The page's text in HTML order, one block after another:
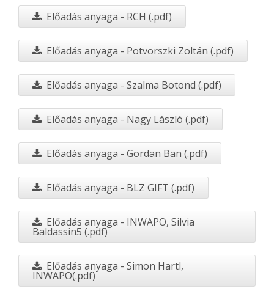
Előadás anyaga - RCH (.pdf)
Előadás anyaga - Potvorszki Zoltán (.pdf)
Előadás anyaga - Szalma Botond (.pdf)
Előadás anyaga - Nagy László (.pdf)
Előadás anyaga - Gordan Ban (.pdf)
Előadás anyaga - BLZ GIFT (.pdf)
Előadás anyaga - INWAPO, Silvia
Baldassin5 (.pdf)
Előadás anyaga - Simon Hartl,
INWAPO(.pdf)